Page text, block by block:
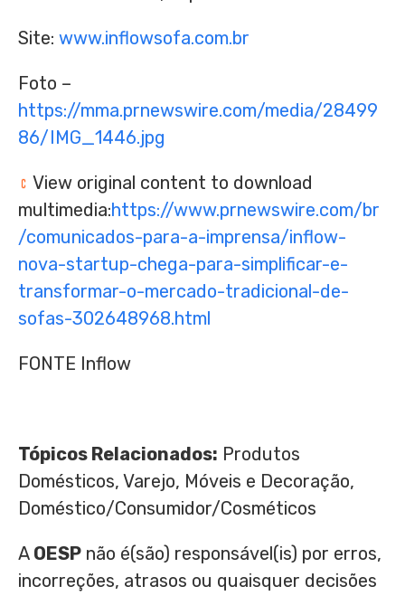
Site: www.inflowsofa.com.br
Foto –
https://mma.prnewswire.com/media/28499
86/IMG_1446.jpg
View original content to download
multimedia:https://www.prnewswire.com/br
/comunicados-para-a-imprensa/inflow-
nova-startup-chega-para-simplificar-e-
transformar-o-mercado-tradicional-de-
sofas-302648968.html
FONTE Inflow
Tópicos Relacionados: Produtos
Domésticos, Varejo, Móveis e Decoração,
Doméstico/Consumidor/Cosméticos
A OESP não é(são) responsável(is) por erros,
incorreções, atrasos ou quaisquer decisões